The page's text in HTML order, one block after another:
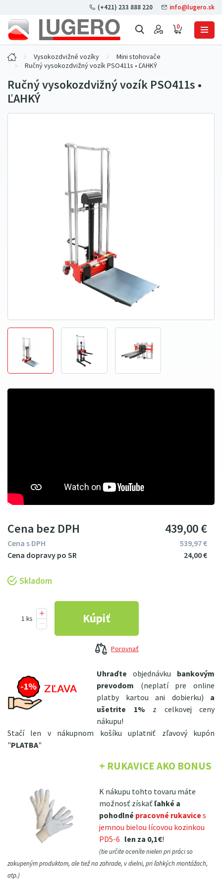
0
(+421) 233 888 220 info@lugero.sk
Vysokozdvižné vozíky
Mini stohovače
Ručný vysokozdvižný vozík PSO411s • ĽAHKÝ
Ručný vysokozdvižný vozík PSO411s •
ĽAHKÝ
Uhraďte objednávku bankovým
prevodom (neplatí pre online
platby kartou ani dobierku) a
ušetrite 1% z celkovej ceny
nákupu!
Stačí len v nákupnom košíku uplatniť zľavový kupón
"PLATBA"
+ RUKAVICE AKO BONUS
K nákupu tohto tovaru máte
možnosť získaťľahké a
pohodlné pracovné rukavices
jemnou bielou lícovou kozinkou
PD5-6 len za 0,1€!
(tie určite oceníte nielen pri práci so
zakupeným produktom, ale tiež na zahrade, v dielni, pri ľahkých montážach,
atp.)
Skladom
Cena bez DPH 439 00€
Cena s DPH 539 97€
24 00€
Porovnať